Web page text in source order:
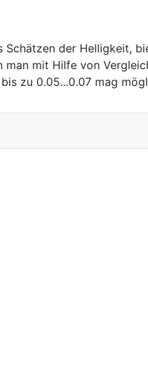
Schätzen der Helligkeit,
mit Hilfe von
zu 0.05...0.07 mag